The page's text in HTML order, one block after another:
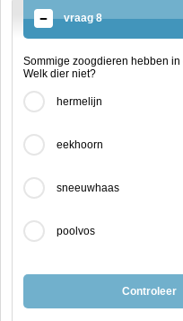
vraag 8
Sommige zoogdieren hebben
Welk dier niet?
hermelijn
eekhoorn
sneeuwhaas
poolvos
Controleer